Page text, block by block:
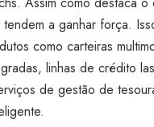
a ganhar força.
como carteiras
linhas de crédito
de gestão de